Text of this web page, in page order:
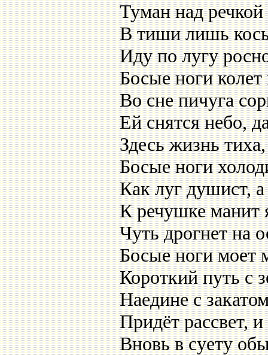
Туман над
В тиши лишь
Иду по лугу
Босые ноги колет
Во сне пичуга
Ей снятся небо,
Здесь жизнь
Босые ноги
Как луг душист,
К речушке манит
Чуть дрогнет на
Босые ноги моет
Короткий путь с
Наедине с
Придёт рассвет,
Вновь в суету